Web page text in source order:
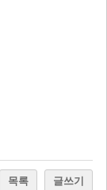
목록 글쓰기